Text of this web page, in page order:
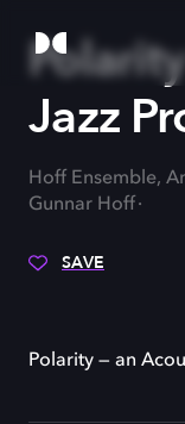
Jazz
Hoff Ensemble,
Gunnar Hoff
SAVE
Polarity — an